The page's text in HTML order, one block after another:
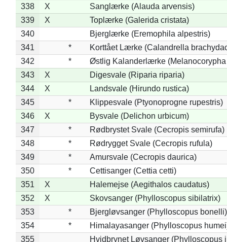
338
X
Sanglærke (Alauda arvensis)
339
X
Toplærke (Galerida cristata)
340
Bjerglærke (Eremophila alpestris)
341
*
Korttået Lærke (Calandrella
342
*
Østlig Kalanderlærke (Melanocorypha
343
X
Digesvale (Riparia riparia)
344
X
Landsvale (Hirundo rustica)
345
*
Klippesvale (Ptyonoprogne rupestris)
346
X
Bysvale (Delichon urbicum)
347
*
Rødbrystet Svale (Cecropis semirufa)
348
*
Rødrygget Svale (Cecropis rufula)
349
*
Amursvale (Cecropis daurica)
350
*
Cettisanger (Cettia cetti)
351
X
Halemejse (Aegithalos caudatus)
352
X
Skovsanger (Phylloscopus sibilatrix)
353
*
Bjergløvsanger (Phylloscopus bonelli)
354
*
Himalayasanger (Phylloscopus
355
Hvidbrynet Løvsanger (Phylloscopus